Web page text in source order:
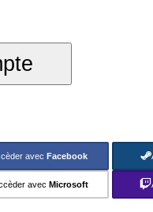
avec Facebook
avec Microsoft